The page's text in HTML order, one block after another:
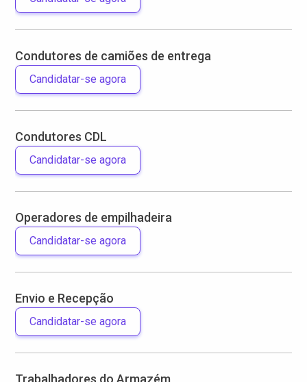
Condutores de camiões de entrega
Candidatar-se agora
Condutores CDL
Candidatar-se agora
Operadores de empilhadeira
Candidatar-se agora
Envio e Recepção
Candidatar-se agora
Trabalhadores do Armazém